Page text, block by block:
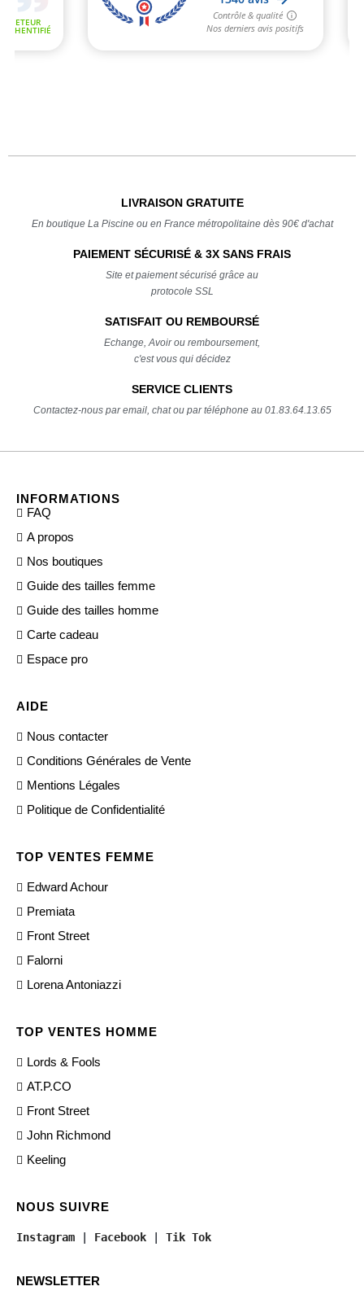
LIVRAISON GRATUITE
En boutique La Piscine ou en France métropolitaine dès 90€ d'achat
PAIEMENT SÉCURISÉ & 3X SANS FRAIS
Site et paiement sécurisé grâce au
protocole SSL
SATISFAIT OU REMBOURSÉ
Echange, Avoir ou remboursement,
c'est vous qui décidez
SERVICE CLIENTS
Contactez-nous par email, chat ou par téléphone au 01.83.64.13.65
INFORMATIONS
FAQ
A propos
Nos boutiques
Guide des tailles femme
Guide des tailles homme
Carte cadeau
Espace pro
AIDE
Nous contacter
Conditions Générales de Vente
Mentions Légales
Politique de Confidentialité
TOP VENTES FEMME
Edward Achour
Premiata
Front Street
Falorni
Lorena Antoniazzi
TOP VENTES HOMME
Lords & Fools
AT.P.CO
Front Street
John Richmond
Keeling
NOUS SUIVRE
Instagram | Facebook | Tik Tok
NEWSLETTER